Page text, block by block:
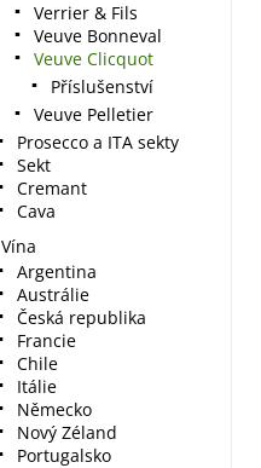
Verrier & Fils
Veuve Bonneval
Veuve Clicquot
Příslušenství
Veuve Pelletier
Prosecco a ITA sekty
Sekt
Cremant
Cava
Vína
Argentina
Austrálie
Česká republika
Francie
Chile
Itálie
Německo
Nový Zéland
Portugalsko